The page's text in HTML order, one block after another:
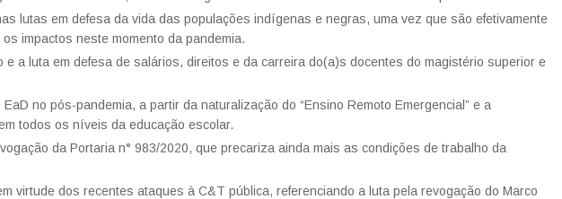
lutas em defesa da vida das populações indígenas e negras, uma vez que são efetivamente
impactos neste momento da pandemia.
e a luta em defesa de salários, direitos e da carreira do(a)s docentes do magistério superior e
no pós-pandemia, a partir da naturalização do “Ensino Remoto Emergencial” e a
todos os níveis da educação escolar.
da Portaria n° 983/2020, que precariza ainda mais as condições de trabalho da
virtude dos recentes ataques à C&T pública, referenciando a luta pela revogação do Marco